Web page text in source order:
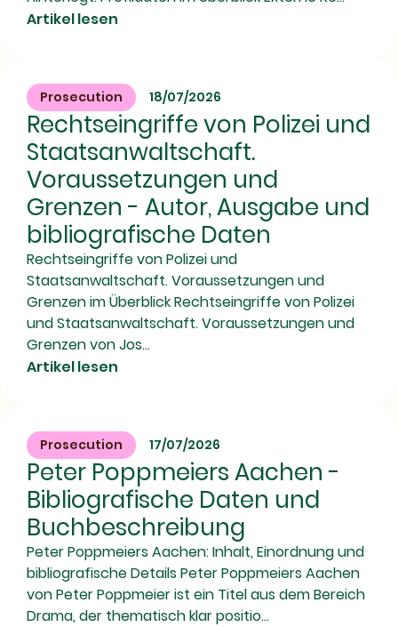
Artikel lesen
Prosecution 18/07/2026
Rechtseingriffe von Polizei und
Staatsanwaltschaft.
Voraussetzungen und
Grenzen - Autor, Ausgabe und
bibliografische Daten
Rechtseingriffe von Polizei und
Staatsanwaltschaft. Voraussetzungen und
Grenzen im Überblick Rechtseingriffe von Polizei
und Staatsanwaltschaft. Voraussetzungen und
Grenzen von Jos...
Artikel lesen
Prosecution 17/07/2026
Peter Poppmeiers Aachen -
Bibliografische Daten und
Buchbeschreibung
Peter Poppmeiers Aachen: Inhalt, Einordnung und
bibliografische Details Peter Poppmeiers Aachen
von Peter Poppmeier ist ein Titel aus dem Bereich
Drama, der thematisch klar positio...